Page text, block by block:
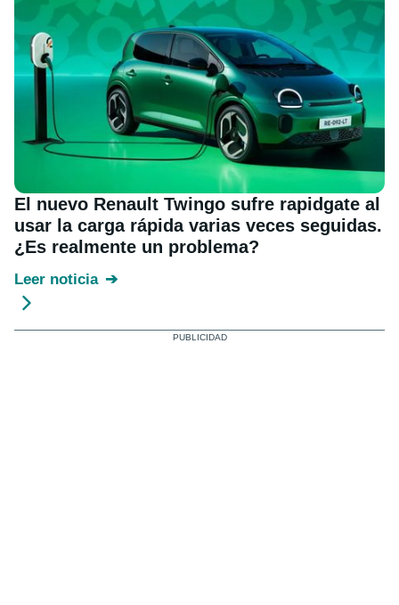
El nuevo Renault Twingo sufre rapidgate al
usar la carga rápida varias veces seguidas.
¿Es realmente un problema?
Leer noticia